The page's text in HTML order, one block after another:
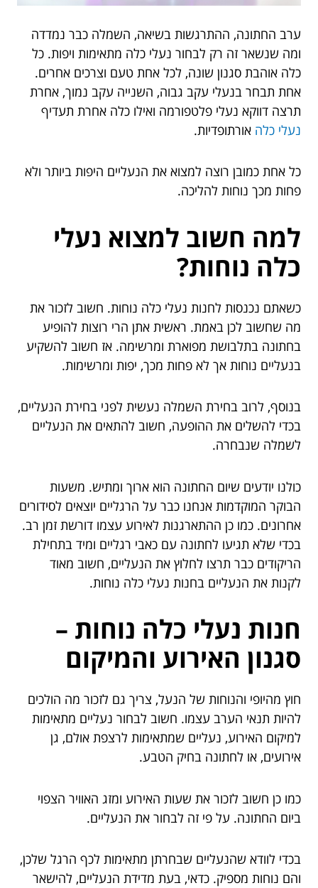
ערב החתונה, ההתרגשות בשיאה, השמלה כבר נמדדה
ומה שנשאר זה רק לבחור נעלי כלה מתאימות ויפות. כל
כלה אוהבת סגנון שונה, לכל אחת טעם וצרכים אחרים.
אחת תבחר בנעלי עקב גבוה, השנייה עקב נמוך, אחרת
תרצה דווקא נעלי פלטפורמה ואילו כלה אחרת תעדיף
נעלי כלה אורתופדיות.
כל אחת כמובן רוצה למצוא את הנעליים היפות ביותר ולא
פחות מכך נוחות להליכה.
למה חשוב למצוא נעלי
כלה נוחות?
כשאתם נכנסות לחנות נעלי כלה נוחות. חשוב לזכור את
מה שחשוב לכן באמת. ראשית אתן הרי רוצות להופיע
בחתונה בתלבושת מפוארת ומרשימה. אז חשוב להשקיע
בנעליים נוחות אך לא פחות מכך, יפות ומרשימות.
בנוסף, לרוב בחירת השמלה נעשית לפני בחירת הנעליים,
בכדי להשלים את ההופעה, חשוב להתאים את הנעליים
לשמלה שנבחרה.
כולנו יודעים שיום החתונה הוא ארוך ומתיש. משעות
הבוקר המוקדמות אנחנו כבר על הרגליים יוצאים לסידורים
אחרונים. כמו כן ההתארגנות לאירוע עצמו דורשת זמן רב.
בכדי שלא תגיעו לחתונה עם כאבי רגליים ומיד בתחילת
הריקודים כבר תרצו לחלוץ את הנעליים, חשוב מאוד
לקנות את הנעליים בחנות נעלי כלה נוחות.
חנות נעלי כלה נוחות –
סגנון האירוע והמיקום
חוץ מהיופי והנוחות של הנעל, צריך גם לזכור מה הולכים
להיות תנאי הערב עצמו. חשוב לבחור נעליים מתאימות
למיקום האירוע, נעליים שמתאימות לרצפת אולם, גן
אירועים, או לחתונה בחיק הטבע.
כמו כן חשוב לזכור את שעות האירוע ומזג האוויר הצפוי
ביום החתונה. על פי זה לבחור את הנעליים.
בכדי לוודא שהנעליים שבחרתן מתאימות לכף הרגל שלכן,
והם נוחות מספיק. כדאי, בעת מדידת הנעליים, להישאר